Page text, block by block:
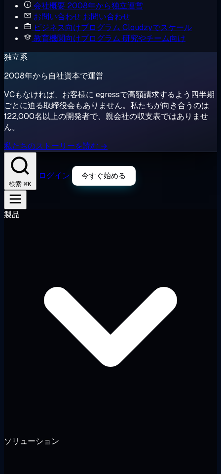
会社概要 2008年から独立運営
お問い合わせ お問い合わせ
ビジネス向けプログラム Cloudzyでスケール
教育機関向けプログラム 研究やチーム向け
独立系
2008年から自社資本で運営
VCもなければ、お客様に egressで高額請求するよう四半期
ごとに迫る取締役会もありません。私たちが向き合うのは
122,000名以上の開発者で、親会社の収支表ではありませ
ん。
私たちのストーリーを読む →
検索 ⌘K
ログイン 今すぐ始める
製品
ソリューション